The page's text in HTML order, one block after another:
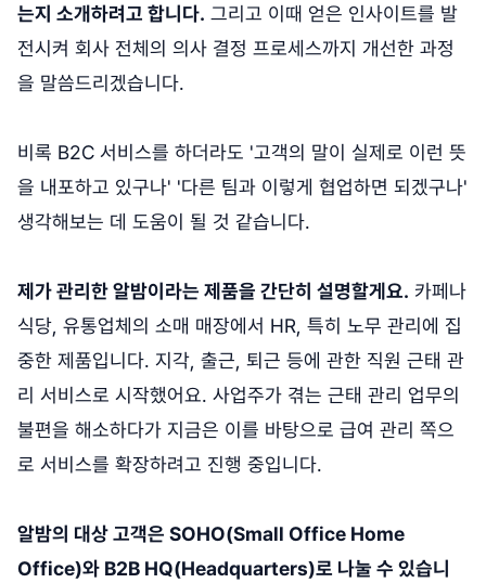
는지 소개하려고 합니다. 그리고 이때 얻은 인사이트를 발
전시켜 회사 전체의 의사 결정 프로세스까지 개선한 과정
을 말씀드리겠습니다.
비록 B2C 서비스를 하더라도 '고객의 말이 실제로 이런 뜻
을 내포하고 있구나' '다른 팀과 이렇게 협업하면 되겠구나'
생각해보는 데 도움이 될 것 같습니다.
제가 관리한 알밤이라는 제품을 간단히 설명할게요. 카페나
식당, 유통업체의 소매 매장에서 HR, 특히 노무 관리에 집
중한 제품입니다. 지각, 출근, 퇴근 등에 관한 직원 근태 관
리 서비스로 시작했어요. 사업주가 겪는 근태 관리 업무의
불편을 해소하다가 지금은 이를 바탕으로 급여 관리 쪽으
로 서비스를 확장하려고 진행 중입니다.
알밤의 대상 고객은 SOHO(Small Office Home
Office)와 B2B HQ(Headquarters)로 나눌 수 있습니